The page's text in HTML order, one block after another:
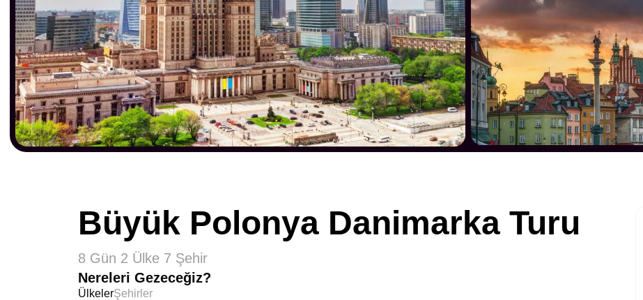
Büyük Polonya Danimarka Turu
8 Gün 2 Ülke 7 Şehir
Nereleri Gezeceğiz?
ÜlkelerŞehirler